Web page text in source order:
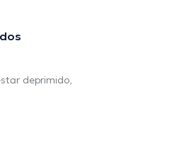
deprimido,